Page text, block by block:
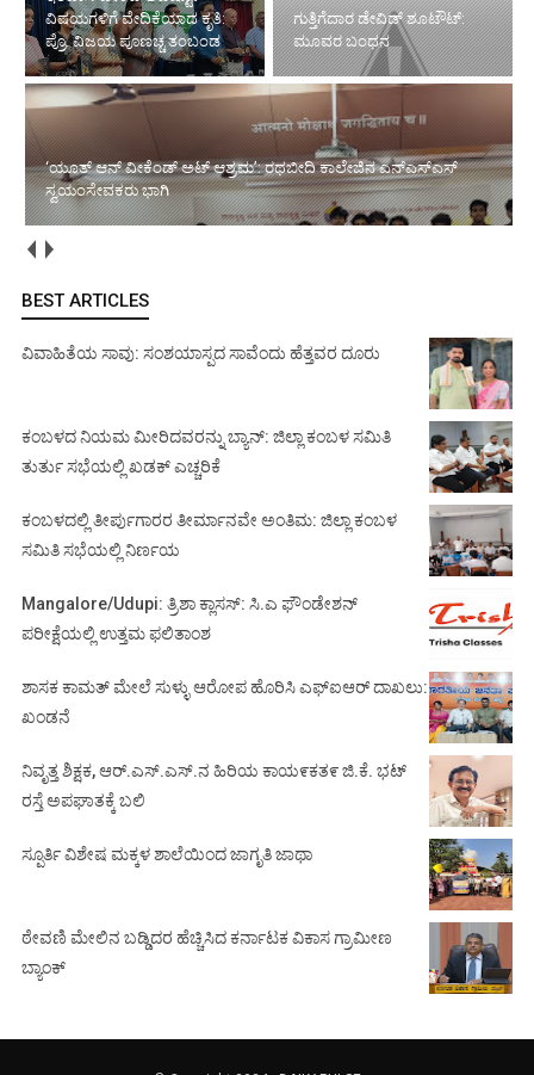
ವಿಷಯಗಳಿಗೆ ವೇದಿಕೆಯಾದ ಕೃತಿ:
ಪ್ರೊ. ವಿಜಯ ಪೂಣಚ್ಚ ತಂಬಂಡ
ಗುತ್ತಿಗೆದಾರ ಡೇವಿಡ್ ಶೂಟೌಟ್:
ಮೂವರ ಬಂಧನ
‘ಯೂತ್ ಆನ್ ವೀಕೆಂಡ್ ಅಟ್ ಆಶ್ರಮ’: ರಥಬೀದಿ ಕಾಲೇಜಿನ ಎನ್‌ಎಸ್‌ಎಸ್
ಸ್ವಯಂಸೇವಕರು ಭಾಗಿ
BEST ARTICLES
ವಿವಾಹಿತೆಯ ಸಾವು: ಸಂಶಯಾಸ್ಪದ ಸಾವೆಂದು ಹೆತ್ತವರ ದೂರು
ಕಂಬಳದ ನಿಯಮ ಮೀರಿದವರನ್ನು ಬ್ಯಾನ್: ಜಿಲ್ಲಾ ಕಂಬಳ ಸಮಿತಿ
ತುರ್ತು ಸಭೆಯಲ್ಲಿ ಖಡಕ್ ಎಚ್ಚರಿಕೆ
ಕಂಬಳದಲ್ಲಿ ತೀರ್ಪುಗಾರರ ತೀರ್ಮಾನವೇ ಅಂತಿಮ: ಜಿಲ್ಲಾ ಕಂಬಳ
ಸಮಿತಿ ಸಭೆಯಲ್ಲಿ ನಿರ್ಣಯ
Mangalore/Udupi: ತ್ರಿಶಾ ಕ್ಲಾಸಸ್: ಸಿ.ಎ ಫೌಂಡೇಶನ್
ಪರೀಕ್ಷೆಯಲ್ಲಿ ಉತ್ತಮ ಫಲಿತಾಂಶ
ಶಾಸಕ ಕಾಮತ್ ಮೇಲೆ ಸುಳ್ಳು ಆರೋಪ ಹೊರಿಸಿ ಎಫ್‌ಐಆರ್ ದಾಖಲು:
ಖಂಡನೆ
ನಿವೃತ್ತ ಶಿಕ್ಷಕ, ಆರ್.ಎಸ್.ಎಸ್.ನ ಹಿರಿಯ ಕಾಯ೯ಕತ೯ ಜಿ.ಕೆ. ಭಟ್
ರಸ್ತೆ ಅಪಘಾತಕ್ಕೆ ಬಲಿ
ಸ್ಪೂರ್ತಿ ವಿಶೇಷ ಮಕ್ಕಳ ಶಾಲೆಯಿಂದ ಜಾಗೃತಿ ಜಾಥಾ
ಠೇವಣಿ ಮೇಲಿನ ಬಡ್ಡಿದರ ಹೆಚ್ಚಿಸಿದ ಕರ್ನಾಟಕ ವಿಕಾಸ ಗ್ರಾಮೀಣ
ಬ್ಯಾಂಕ್